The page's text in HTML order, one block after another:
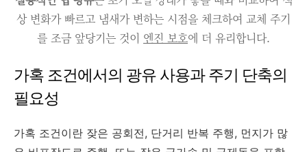
상 변화가 빠르고 냄새가 변하는 시점을 체크하여 교체 주기
를 조금 앞당기는 것이 엔진 보호에 더 유리합니다.
가혹 조건에서의 광유 사용과 주기 단축의
필요성
가혹 조건이란 잦은 공회전, 단거리 반복 주행, 먼지가 많